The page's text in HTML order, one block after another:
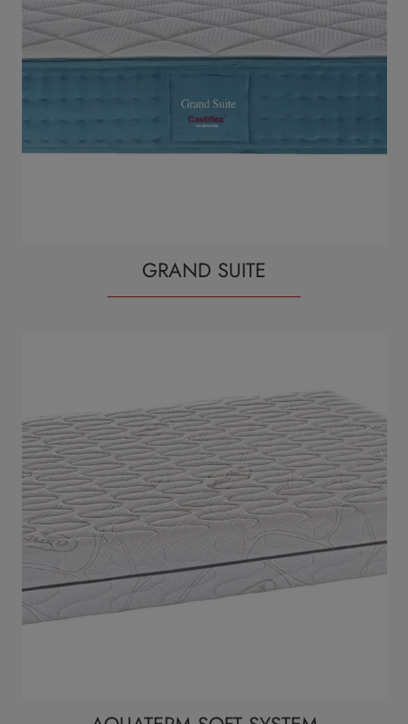
GRAND SUITE